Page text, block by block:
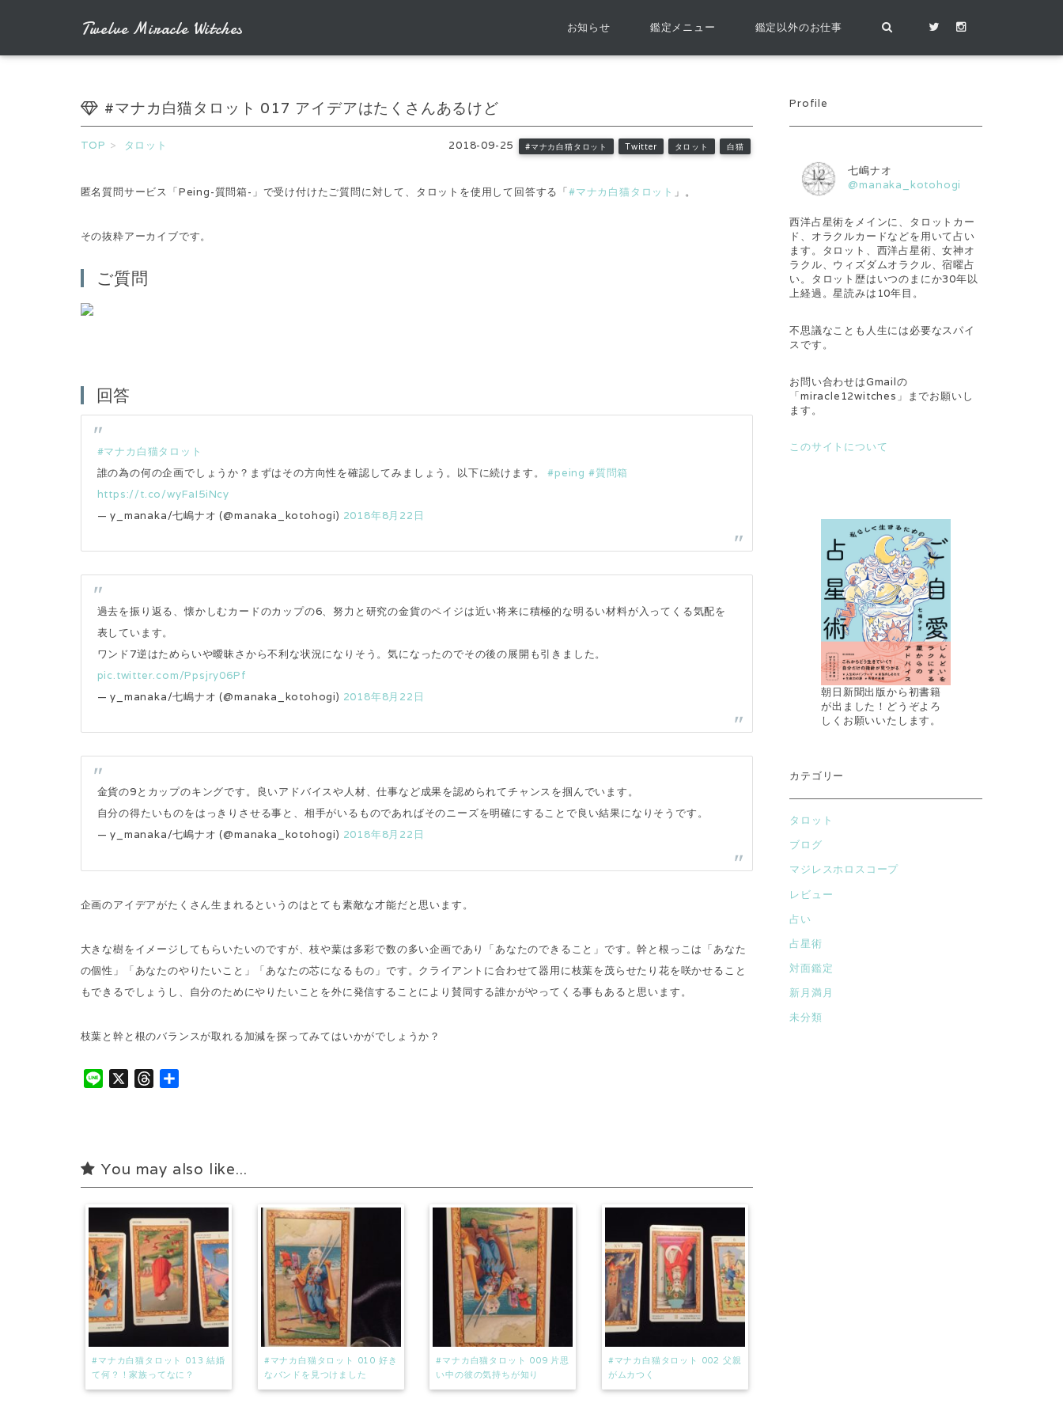
Twelve Miracle Witches お知らせ 鑑定メニュー 鑑定以外のお仕事
#マナカ白猫タロット 017 アイデアはたくさんあるけど
TOP タロット 2018-09-25 #マナカ白猫タロット Twitter タロット 白猫
匿名質問サービス「Peing-質問箱-」で受け付けたご質問に対して、タロットを使用して回答する「#マナカ白猫タロット 」。
その抜粋アーカイブです。
ご質問
回答
#マナカ白猫タロット
誰の為の何の企画でしょうか？まずはその方向性を確認してみましょう。以下に続けます。#peing #質問箱
https://t.co/wyFaI5iNcy
— y_manaka/七嶋ナオ (@manaka_kotohogi) 2018年8月22日
過去を振り返る、懐かしむカードのカップの6、努力と研究の金貨のペイジは近い将来に積極的な明るい材料が入ってくる気配を
表しています。
ワンド7逆はためらいや曖昧さから不利な状況になりそう。気になったのでその後の展開も引きました。
pic.twitter.com/Ppsjry06Pf
— y_manaka/七嶋ナオ (@manaka_kotohogi) 2018年8月22日
金貨の9とカップのキングです。良いアドバイスや人材、仕事など成果を認められてチャンスを掴んでいます。
自分の得たいものをはっきりさせる事と、相手がいるものであればそのニーズを明確にすることで良い結果になりそうです。
— y_manaka/七嶋ナオ (@manaka_kotohogi) 2018年8月22日
企画のアイデアがたくさん生まれるというのはとても素敵な才能だと思います。
大きな樹をイメージしてもらいたいのですが、枝や葉は多彩で数の多い企画であり「あなたのできること」です。幹と根っこは「あなた
の個性」「あなたのやりたいこと」「あなたの芯になるもの」です。クライアントに合わせて器用に枝葉を茂らせたり花を咲かせること
もできるでしょうし、自分のためにやりたいことを外に発信することにより賛同する誰かがやってくる事もあると思います。
枝葉と幹と根のバランスが取れる加減を探ってみてはいかがでしょうか？
d
s
You may also like...
#マナカ白猫タロット 013 結婚
て何？！家族ってなに？
#マナカ白猫タロット 010 好き
なバンドを見つけました
#マナカ白猫タロット 009 片思
い中の彼の気持ちが知り
#マナカ白猫タロット 002 父親
がムカつく
Profile
七嶋ナオ
@manaka_kotohogi
西洋占星術をメインに、タロットカー
ド、オラクルカードなどを用いて占い
ます。タロット、西洋占星術、女神オ
ラクル、ウィズダムオラクル、宿曜占
い。タロット歴はいつのまにか30年以
上経過。星読みは10年目。
不思議なことも人生には必要なスパイ
スです。
お問い合わせはGmailの
「miracle12witches」までお願いし
ます。
このサイトについて
朝日新聞出版から初書籍
が出ました！どうぞよろ
しくお願いいたします。
カテゴリー
タロット
ブログ
マジレスホロスコープ
レビュー
占い
占星術
対面鑑定
新月満月
未分類